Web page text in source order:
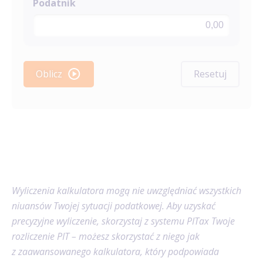
Oblicz Resetuj
Wyliczenia kalkulatora mogą nie uwzględniać wszystkich
niuansów Twojej sytuacji podatkowej. Aby uzyskać
precyzyjne wyliczenie, skorzystaj z systemu PITax Twoje
rozliczenie PIT – możesz skorzystać z niego jak
z zaawansowanego kalkulatora, który podpowiada